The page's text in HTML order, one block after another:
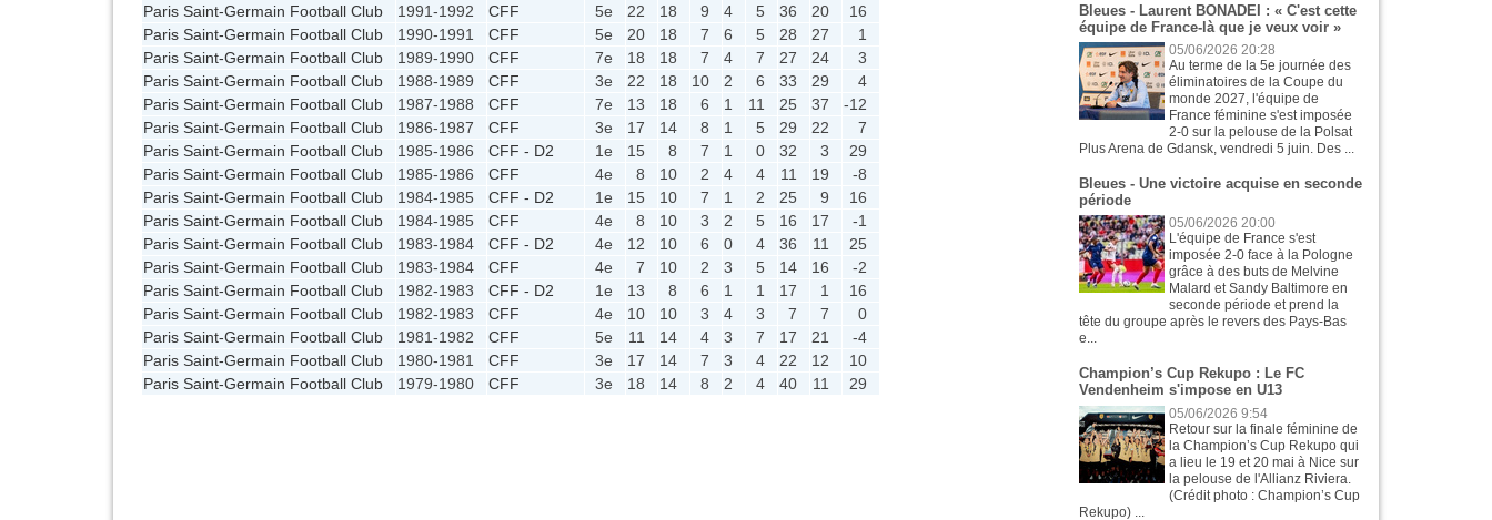
Paris Saint-Germain Football Club
1991-1992 CFF 5e 22 18 9 4 5 36 20
16
Paris Saint-Germain Football Club
1990-1991 CFF 5e 20 18 7 6 5 28 27
1
Paris Saint-Germain Football Club
1989-1990 CFF 7e 18 18 7 4 7 27 24
3
Paris Saint-Germain Football Club
1988-1989 CFF 3e 22 18 10 2 6 33 29
4
Paris Saint-Germain Football Club
1987-1988 CFF 7e 13 18 6 1 11 25 37
-12
Paris Saint-Germain Football Club
1986-1987 CFF 3e 17 14 8 1 5 29 22
7
Paris Saint-Germain Football Club
1985-1986 CFF - D2 1e 15 8 7 1 0 32 3
29
Paris Saint-Germain Football Club
1985-1986 CFF 4e 8 10 2 4 4 11 19
-8
Paris Saint-Germain Football Club
1984-1985 CFF - D2 1e 15 10 7 1 2 25 9
16
Paris Saint-Germain Football Club
1984-1985 CFF 4e 8 10 3 2 5 16 17
-1
Paris Saint-Germain Football Club
1983-1984 CFF - D2 4e 12 10 6 0 4 36 11
25
Paris Saint-Germain Football Club
1983-1984 CFF 4e 7 10 2 3 5 14 16
-2
Paris Saint-Germain Football Club
1982-1983 CFF - D2 1e 13 8 6 1 1 17 1
16
Paris Saint-Germain Football Club
1982-1983 CFF 4e 10 10 3 4 3 7 7
0
Paris Saint-Germain Football Club
1981-1982 CFF 5e 11 14 4 3 7 17 21
-4
Paris Saint-Germain Football Club
1980-1981 CFF 3e 17 14 7 3 4 22 12
10
Paris Saint-Germain Football Club
1979-1980 CFF 3e 18 14 8 2 4 40 11 29
Bleues - Laurent BONADEI : « C'est cette
équipe de France-là que je veux voir »
05/06/2026 20:28
Au terme de la 5e journée des
éliminatoires de la Coupe du
monde 2027, l'équipe de
France féminine s'est imposée
2-0 sur la pelouse de la Polsat
Plus Arena de Gdansk, vendredi 5 juin. Des ...
Bleues - Une victoire acquise en seconde
période
05/06/2026 20:00
L'équipe de France s'est
imposée 2-0 face à la Pologne
grâce à des buts de Melvine
Malard et Sandy Baltimore en
seconde période et prend la
tête du groupe après le revers des Pays-Bas
e...
Champion’s Cup Rekupo : Le FC
Vendenheim s'impose en U13
05/06/2026 9:54
Retour sur la finale féminine de
la Champion’s Cup Rekupo qui
a lieu le 19 et 20 mai à Nice sur
la pelouse de l'Allianz Riviera.
(Crédit photo : Champion’s Cup
Rekupo) ...